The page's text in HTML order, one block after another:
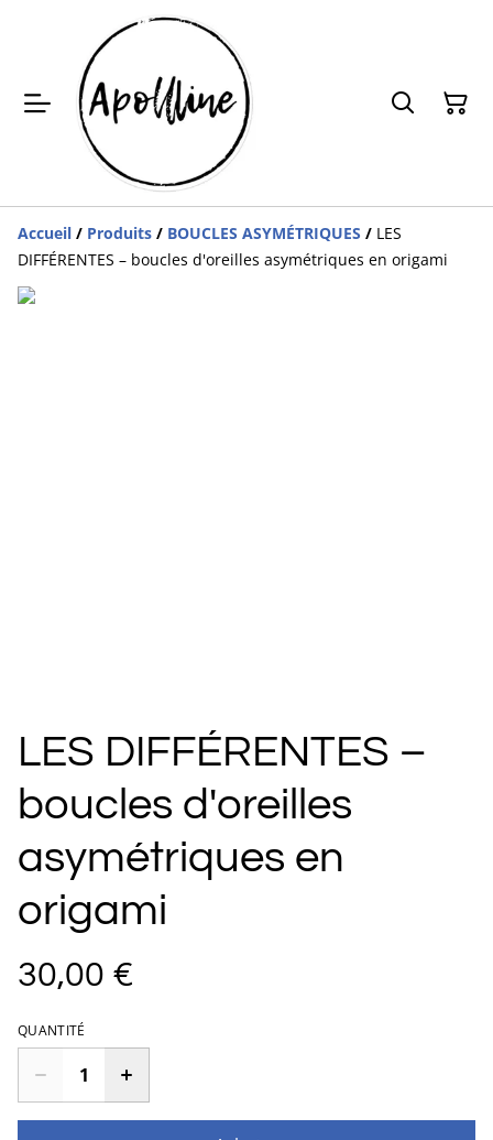
Accueil / Produits / BOUCLES ASYMÉTRIQUES / LES
DIFFÉRENTES – boucles d'oreilles asymétriques en origami
LES DIFFÉRENTES –
boucles d'oreilles
asymétriques en
origami
30,00 €
QUANTITÉ